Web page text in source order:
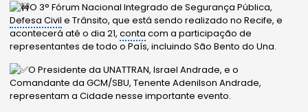
O 3° Fórum Nacional Integrado de Segurança Pública,
Defesa Civil e Trânsito, que está sendo realizado no Recife, e
acontecerá até o dia 21,conta com a participação de
representantes de todo o País, incluindo São Bento do Una.
O Presidente da UNATTRAN, Israel Andrade, e o
Comandante da GCM/SBU, Tenente Adenilson Andrade,
representam a Cidade nesse importante evento.